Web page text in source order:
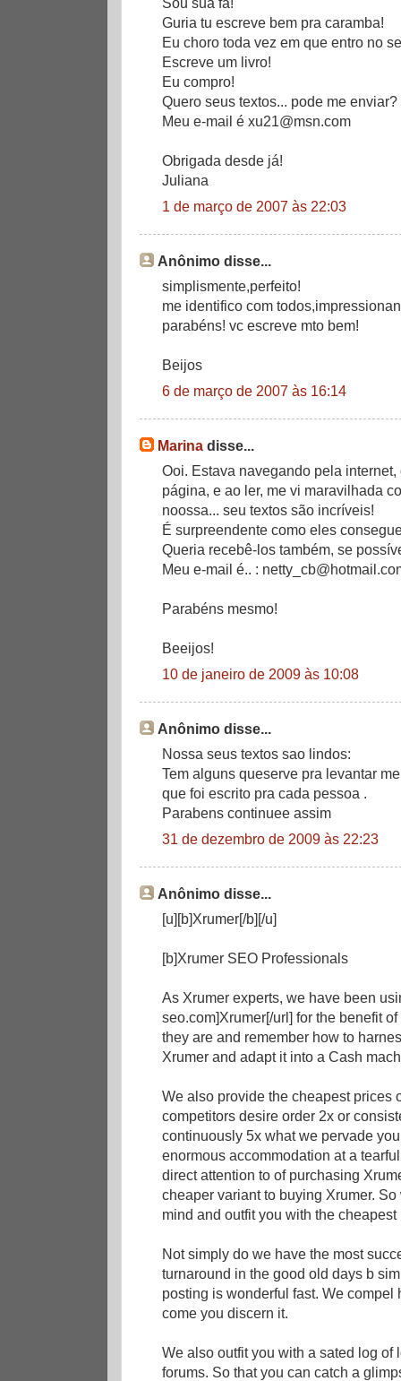
Guria tu escreve bem pra caramba!
Eu choro toda vez em que entro no
Escreve um livro!
Eu compro!
Quero seus textos... pode me enviar?
Meu e-mail é xu21@msn.com
Obrigada desde já!
Juliana
1 de março de 2007 às 22:03
Anônimo disse...
simplismente,perfeito!
me identifico com
parabéns! vc escreve mto bem!
Beijos
6 de março de 2007 às 16:14
Marina disse...
Ooi. Estava navegando pela
página, e ao ler, me vi maravilhada
noossa... seu textos são incríveis!
É surpreendente como eles
Queria recebê-los também, se
Meu e-mail é.. :
Parabéns mesmo!
Beeijos!
10 de janeiro de 2009 às 10:08
Anônimo disse...
Nossa seus textos sao lindos:
Tem alguns queserve pra levantar
que foi escrito pra cada pessoa .
Parabens continuee assim
31 de dezembro de 2009 às 22:23
Anônimo disse...
[u][b]Xrumer[/b][/u]
[b]Xrumer SEO Professionals
As Xrumer experts, we have been
seo.com]Xrumer[/url] for the benefit
they are and remember how to
Xrumer and adapt it into a Cash
We also provide the cheapest prices
competitors desire order 2x or
continuously 5x what we pervade
enormous accommodation at a
direct attention to of purchasing
cheaper variant to buying Xrumer.
mind and outfit you with the
Not simply do we have the most
turnaround in the good old days b
posting is wonderful fast. We compel
come you discern it.
We also outfit you with a sated log of
forums. So that you can catch a